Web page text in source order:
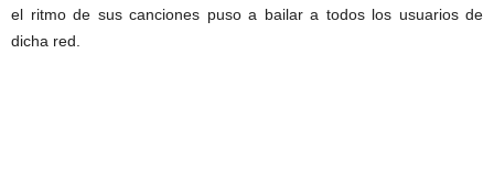
el ritmo de sus canciones puso a bailar a todos los usuarios de
dicha red.